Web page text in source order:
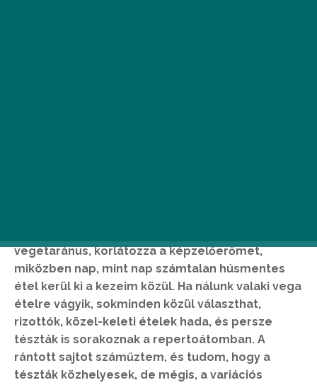
vegetaránus, korlátozza a képzelőerőmet,
miközben nap, mint nap számtalan húsmentes
étel kerül ki a kezeim közül. Ha nálunk valaki vega
ételre vágyik, sokminden közül választhat,
rizottók, közel-keleti ételek hada, és persze
tészták is sorakoznak a repertoátomban. A
rántott sajtot száműztem, és tudom, hogy a
tészták közhelyesek, de mégis, a variációs